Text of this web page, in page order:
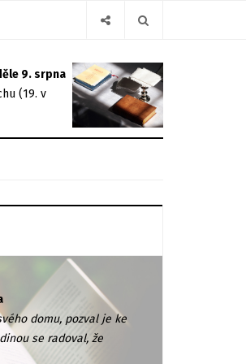
9. srpna
(19. v
domu, pozval je ke
se radoval, že